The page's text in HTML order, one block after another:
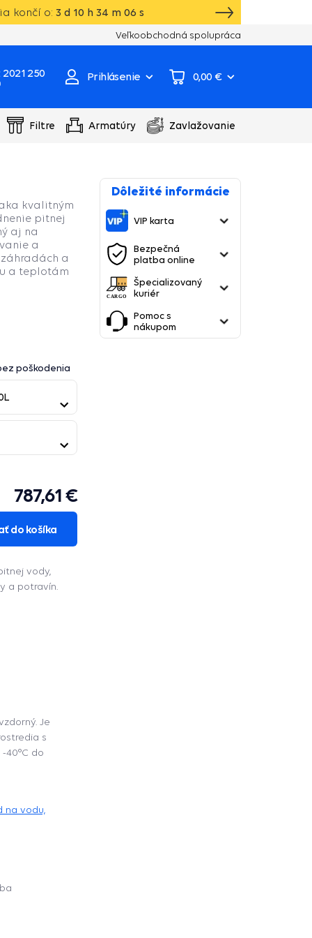
končí o: 3 d 10 h 34 m 05 s
VIP karta, extra záruka, darčeky k
Veľkoobchodná spolupráca
2021 250 Prihlásenie 0,00 €
Filtre Armatúry Zavlažovanie
kvalitným
pitnej
aj na
a
a
a teplotám
poškodenia
787,61 €
do košíka
vody,
a potravín.
Je
s
40°C do
na vodu,
Dôležité informácie
VIP karta
Bezpečná
platba online
Špecializovaný
kuriér
Pomoc s
nákupom